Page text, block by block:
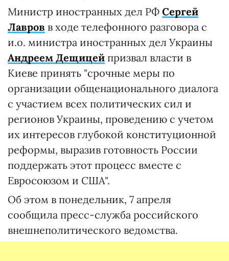
Министр иностранных дел РФ Сергей
Лавров в ходе телефонного разговора с
и.о. министра иностранных дел Украины
Андреем Дещицей призвал власти в
Киеве принять "срочные меры по
организации общенационального диалога
с участием всех политических сил и
регионов Украины, проведению с учетом
их интересов глубокой конституционной
реформы, выразив готовность России
поддержать этот процесс вместе с
Евросоюзом и США".
Об этом в понедельник, 7 апреля
сообщила пресс-служба российского
внешнеполитического ведомства.